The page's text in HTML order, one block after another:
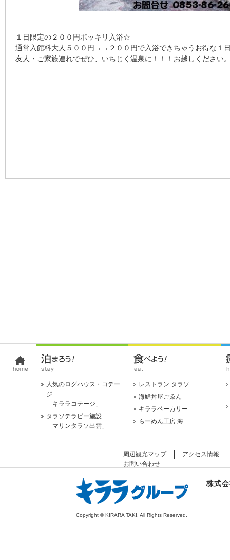
１日限定の２００円ポッキリ入浴☆
通常入館料大人５００円→→２００円で入浴できちゃうお得な１
友人・ご家族連れでぜひ、いちじく温泉に！！！お越しください
人気のログハウス・コテー
ジ
「キララコテージ」
タラソテラピー施設
「マリンタラソ出雲」
レストラン タラソ
海鮮丼屋ごゑん
キララベーカリー
らーめん工房 海
周辺観光マップ
アクセス情報
お問い合わせ
株式
Copyright © KIRARA TAKI. All Rights Reserved.